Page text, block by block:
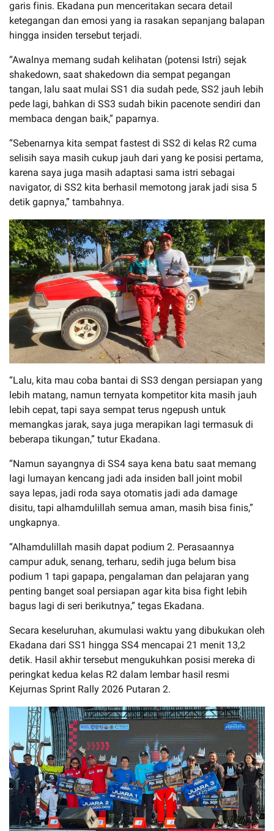
garis finis. Ekadana pun menceritakan secara detail
ketegangan dan emosi yang ia rasakan sepanjang balapan
hingga insiden tersebut terjadi.
“Awalnya memang sudah kelihatan (potensi Istri) sejak
shakedown, saat shakedown dia sempat pegangan
tangan, lalu saat mulai SS1 dia sudah pede, SS2 jauh lebih
pede lagi, bahkan di SS3 sudah bikin pacenote sendiri dan
membaca dengan baik,” paparnya.
“Sebenarnya kita sempat fastest di SS2 di kelas R2 cuma
selisih saya masih cukup jauh dari yang ke posisi pertama,
karena saya juga masih adaptasi sama istri sebagai
navigator, di SS2 kita berhasil memotong jarak jadi sisa 5
detik gapnya,” tambahnya.
“Lalu, kita mau coba bantai di SS3 dengan persiapan yang
lebih matang, namun ternyata kompetitor kita masih jauh
lebih cepat, tapi saya sempat terus ngepush untuk
memangkas jarak, saya juga merapikan lagi termasuk di
beberapa tikungan,” tutur Ekadana.
“Namun sayangnya di SS4 saya kena batu saat memang
lagi lumayan kencang jadi ada insiden ball joint mobil
saya lepas, jadi roda saya otomatis jadi ada damage
disitu, tapi alhamdulillah semua aman, masih bisa finis,”
ungkapnya.
“Alhamdulillah masih dapat podium 2. Perasaannya
campur aduk, senang, terharu, sedih juga belum bisa
podium 1 tapi gapapa, pengalaman dan pelajaran yang
penting banget soal persiapan agar kita bisa fight lebih
bagus lagi di seri berikutnya,” tegas Ekadana.
Secara keseluruhan, akumulasi waktu yang dibukukan oleh
Ekadana dari SS1 hingga SS4 mencapai 21 menit 13,2
detik. Hasil akhir tersebut mengukuhkan posisi mereka di
peringkat kedua kelas R2 dalam lembar hasil resmi
Kejurnas Sprint Rally 2026 Putaran 2.